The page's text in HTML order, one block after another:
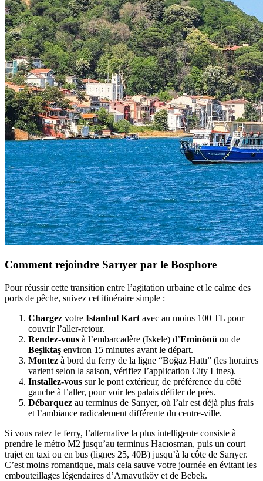
Comment rejoindre Sarıyer par le Bosphore
Pour réussir cette transition entre l’agitation urbaine et le calme des
ports de pêche, suivez cet itinéraire simple :
Chargez votre Istanbul Kart avec au moins 100 TL pour
couvrir l’aller-retour.
Rendez-vous à l’embarcadère (Iskele) d’Eminönü ou de
Beşiktaş environ 15 minutes avant le départ.
Montez à bord du ferry de la ligne “Boğaz Hattı” (les horaires
varient selon la saison, vérifiez l’application City Lines).
Installez-vous sur le pont extérieur, de préférence du côté
gauche à l’aller, pour voir les palais défiler de près.
Débarquez au terminus de Sarıyer, où l’air est déjà plus frais
et l’ambiance radicalement différente du centre-ville.
Si vous ratez le ferry, l’alternative la plus intelligente consiste à
prendre le métro M2 jusqu’au terminus Hacıosman, puis un court
trajet en taxi ou en bus (lignes 25, 40B) jusqu’à la côte de Sarıyer.
C’est moins romantique, mais cela sauve votre journée en évitant les
embouteillages légendaires d’Arnavutköy et de Bebek.